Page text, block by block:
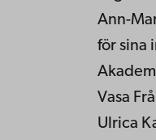
Ann-
för sina
Vasa
Ulrica